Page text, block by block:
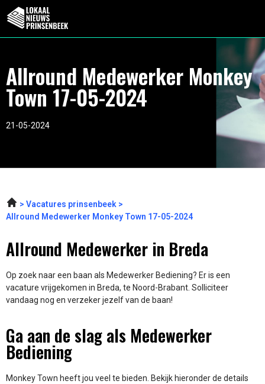
Allround Medewerker Monkey
Town 17-05-2024
21-05-2024
Vacatures prinsenbeek
Allround Medewerker Monkey Town 17-05-2024
Allround Medewerker in Breda
Op zoek naar een baan als Medewerker Bediening? Er is een
vacature vrijgekomen in Breda, te Noord-Brabant. Solliciteer
vandaag nog en verzeker jezelf van de baan!
Ga aan de slag als Medewerker
Bediening
Monkey Town heeft jou veel te bieden. Bekijk hieronder de details